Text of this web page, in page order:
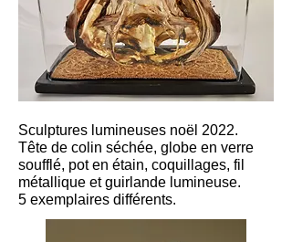
Sculptures lumineuses noël 2022.
Tête de colin séchée, globe en verre
soufflé, pot en étain, coquillages, fil
métallique et guirlande lumineuse.
5 exemplaires différents.